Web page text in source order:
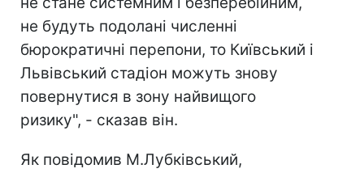
не будуть подолані численні
бюрократичні перепони, то Київський і
Львівський стадіон можуть знову
повернутися в зону найвищого
ризику", - сказав він.
Як повідомив М.Лубківський,